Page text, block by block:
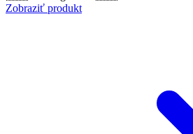
Zobraziť produkt